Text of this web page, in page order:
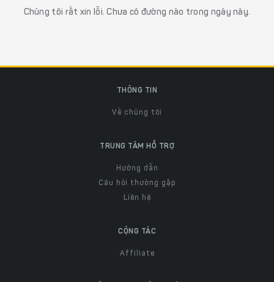
Chúng tôi rất xin lỗi. Chưa có đường nào trong ngày này.
THÔNG TIN
Về chúng tôi
TRUNG TÂM HỖ TRỢ
Hướng dẫn
Câu hỏi thường gặp
Liên hệ
CỘNG TÁC
Affiliate